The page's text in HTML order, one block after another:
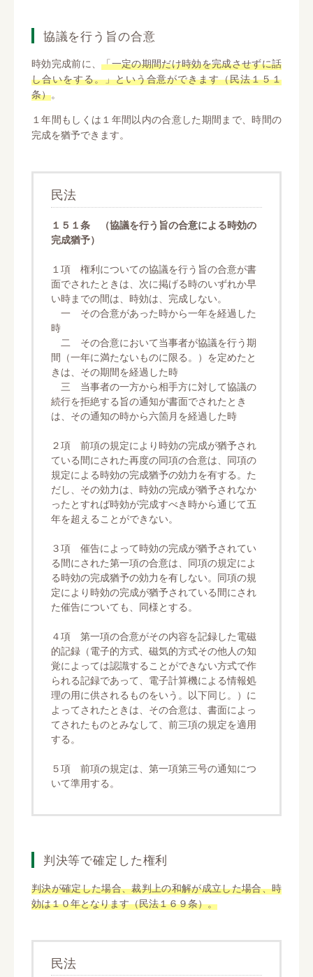
協議を行う旨の合意
時効完成前に、「一定の期間だけ時効を完成させずに話
し合いをする。」という合意ができます（民法１５１
条）。
１年間もしくは１年間以内の合意した期間まで、時間の
完成を猶予できます。
民法
１５１条 （協議を行う旨の合意による時効の
完成猶予）
１項 権利についての協議を行う旨の合意が書
面でされたときは、次に掲げる時のいずれか早
い時までの間は、時効は、完成しない。
一 その合意があった時から一年を経過した
時
二 その合意において当事者が協議を行う期
間（一年に満たないものに限る。）を定めたと
きは、その期間を経過した時
三 当事者の一方から相手方に対して協議の
続行を拒絶する旨の通知が書面でされたとき
は、その通知の時から六箇月を経過した時
２項 前項の規定により時効の完成が猶予され
ている間にされた再度の同項の合意は、同項の
規定による時効の完成猶予の効力を有する。た
だし、その効力は、時効の完成が猶予されなか
ったとすれば時効が完成すべき時から通じて五
年を超えることができない。
３項 催告によって時効の完成が猶予されてい
る間にされた第一項の合意は、同項の規定によ
る時効の完成猶予の効力を有しない。同項の規
定により時効の完成が猶予されている間にされ
た催告についても、同様とする。
４項 第一項の合意がその内容を記録した電磁
的記録（電子的方式、磁気的方式その他人の知
覚によっては認識することができない方式で作
られる記録であって、電子計算機による情報処
理の用に供されるものをいう。以下同じ。）に
よってされたときは、その合意は、書面によっ
てされたものとみなして、前三項の規定を適用
する。
５項 前項の規定は、第一項第三号の通知につ
いて準用する。
判決等で確定した権利
判決が確定した場合、裁判上の和解が成立した場合、時
効は１０年となります（民法１６９条）。
民法